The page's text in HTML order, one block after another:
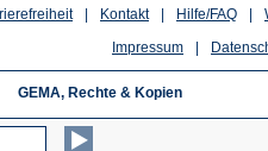
Hilfe/FAQ
Kontakt
Impressum
GEMA, Rechte & Kopien